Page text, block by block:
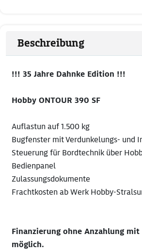
Beschreibung
!!! 35 Jahre Dahnke Edition !!!
Hobby ONTOUR 390 SF
Auflastun auf 1.500 kg
Bugfenster mit Verdunkelungs- und
Steuerung für Bordtechnik über
Bedienpanel
Zulassungsdokumente
Frachtkosten ab Werk Hobby-
Finanzierung ohne Anzahlung
möglich.